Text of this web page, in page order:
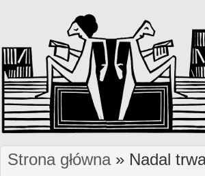
Jesteś tutaj
Strona główna» Nadal